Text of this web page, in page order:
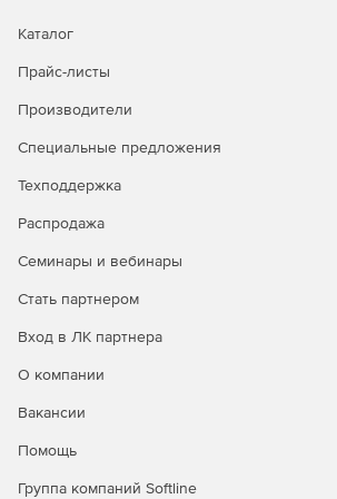
посредством редактора Chart Editor
аналитики с обширным набором
Поддержка отображения данных
инструментов – можно добавлять
цветовую прозрачность,
нумерацию страниц, фоновые
вращение графиков и др.
Возможность разработки функции
Каталог
Прайс-листы
Производители
Специальные предложения
Техподдержка
Распродажа
Семинары и вебинары
Стать партнером
Вход в ЛК партнера
О компании
Вакансии
Помощь
Группа компаний Softline